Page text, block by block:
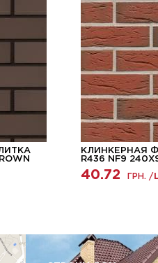
КЛИНКЕРНАЯ
R436 NF9
40.72 ГРН. /